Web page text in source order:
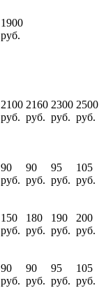
1900
руб.
2100
руб.
2160
руб.
2300
руб.
2500
руб.
90
руб.
90
руб.
95
руб.
105
руб.
150
руб.
180
руб.
190
руб.
200
руб.
90
руб.
90
руб.
95
руб.
105
руб.